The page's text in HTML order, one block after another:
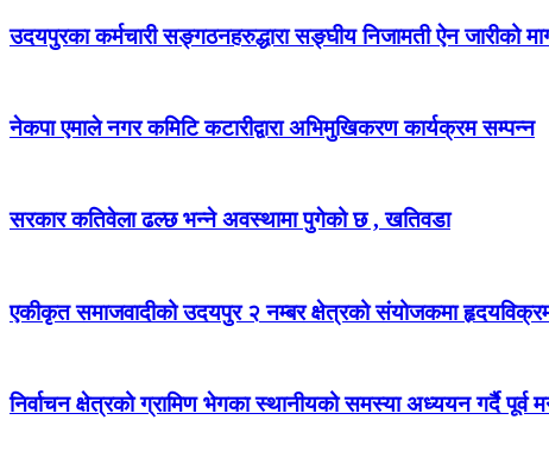
उदयपुरका कर्मचारी सङ्गठनहरुद्धारा सङ्घीय निजामती ऐन जारीको
नेकपा एमाले नगर कमिटि कटारीद्वारा अभिमुखिकरण कार्यक्रम सम्पन्न
सरकार कतिवेला ढल्छ भन्ने अवस्थामा पुगेको छ , खतिवडा
एकीकृत समाजवादीको उदयपुर २ नम्बर क्षेत्रको संयोजकमा
निर्वाचन क्षेत्रको ग्रामिण भेगका स्थानीयको समस्या अध्ययन गर्दै पूर्व